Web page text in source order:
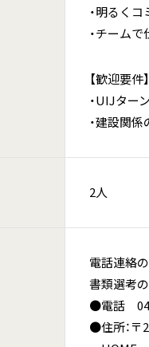
・明るく
・チーム
【歓迎要件】
・UIJター
・建設関
2人
電話連絡
書類選考
●電話
●住所：